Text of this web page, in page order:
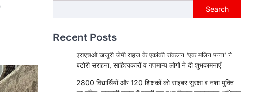
Search
Recent Posts
एसएचओ खजूरी जेपी सहज के एकांकी संकलन ‘एक मलिन पन्ना’ ने
बटोरी सराहना, साहित्यकारों व गणमान्य लोगों ने दी शुभकामनाएँ
2800 विद्यार्थियों और 120 शिक्षकों को साइबर सुरक्षा व नशा मुक्ति